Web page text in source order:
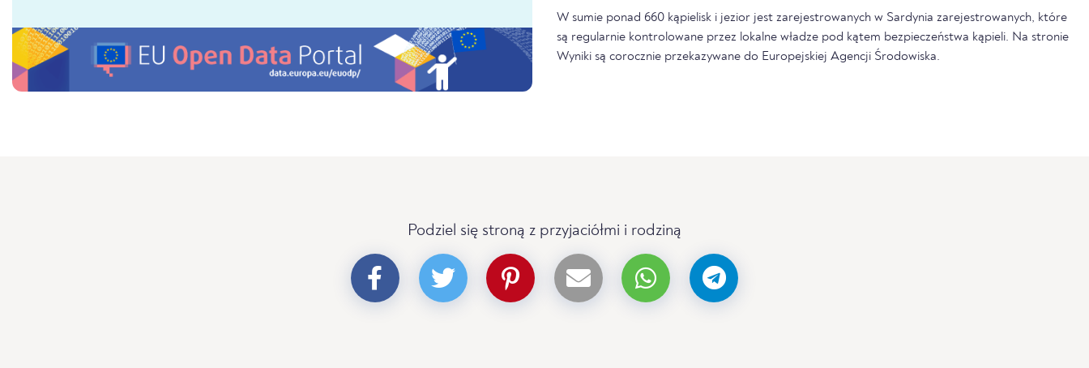
W sumie ponad 660 kąpielisk i jezior jest zarejestrowanych w Sardynia zarejestrowanych, które
są regularnie kontrolowane przez lokalne władze pod kątem bezpieczeństwa kąpieli. Na stronie
Wyniki są corocznie przekazywane do Europejskiej Agencji Środowiska.
Podziel się stroną z przyjaciółmi i rodziną